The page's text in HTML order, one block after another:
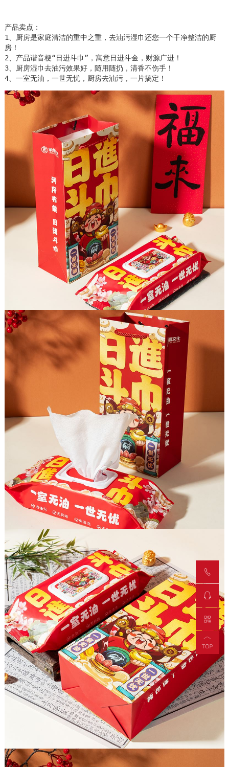
产品卖点：
1、厨房是家庭清洁的重中之重，去油污湿巾还您一个干净整洁的厨
房！
2、产品谐音梗“日进斗巾”，寓意日进斗金，财源广进！
3、厨房湿巾去油污效果好，随用随扔，清香不伤手！
4、一室无油，一世无忧，厨房去油污，一片搞定！